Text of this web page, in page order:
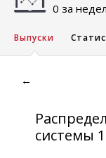
0 за
Выпуски
←
системы